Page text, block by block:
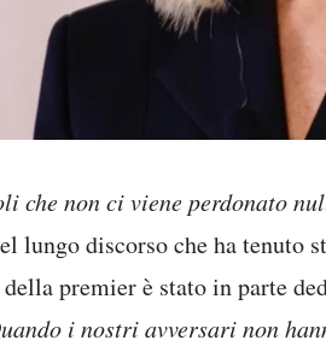
che non ci viene perdonato
lungo discorso che ha tenuto
premier è stato in parte
i nostri avversari non